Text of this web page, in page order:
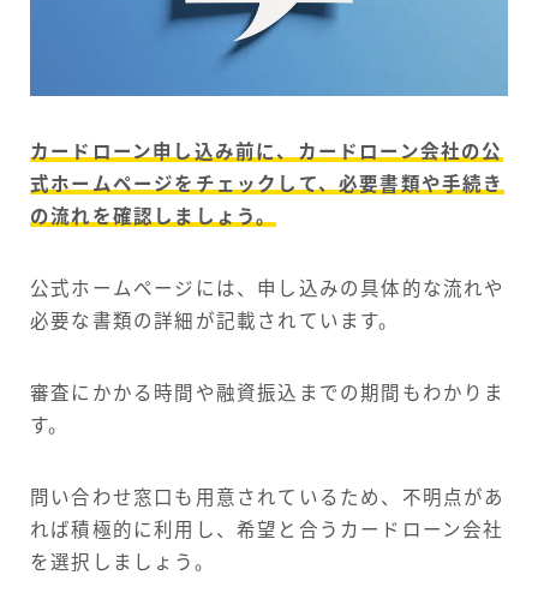
カードローン申し込み前に、カードローン会社の公
式ホームページをチェックして、必要書類や手続き
の流れを確認しましょう。
公式ホームページには、申し込みの具体的な流れや
必要な書類の詳細が記載されています。
審査にかかる時間や融資振込までの期間もわかりま
す。
問い合わせ窓口も用意されているため、不明点があ
れば積極的に利用し、希望と合うカードローン会社
を選択しましょう。